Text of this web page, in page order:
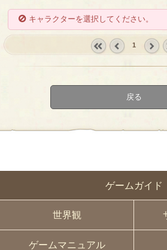
ゲームガイド
世界観
ゲームマニュアル
キャラクターを選択してください。
1
戻る